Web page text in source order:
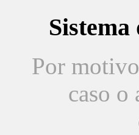
Sistema
Por
caso o